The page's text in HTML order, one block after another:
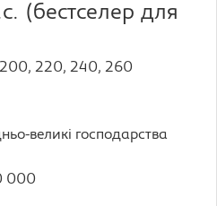
(бестселер для
200, 220, 240, 260
великі господарства
000